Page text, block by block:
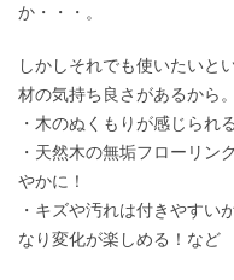
か・・・。
しかしそれでも使いたいと
材の気持ち良さがあるから。
・木のぬくもりが感じられ
・天然木の無垢フローリン
やかに！
・キズや汚れは付きやすい
なり変化が楽しめる！など